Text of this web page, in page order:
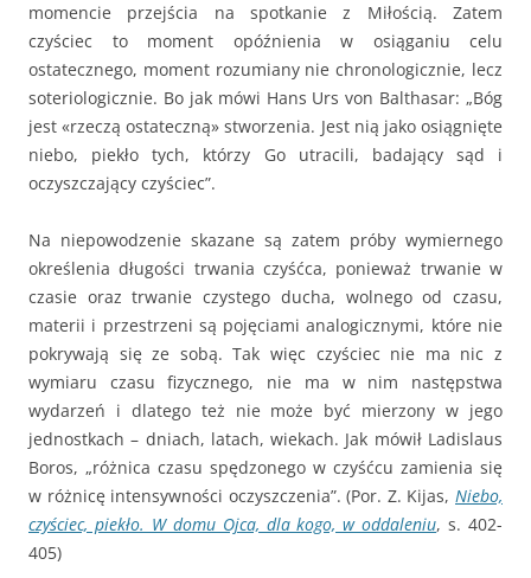
momencie przejścia na spotkanie z Miłością. Zatem
czyściec to moment opóźnienia w osiąganiu celu
ostatecznego, moment rozumiany nie chronologicznie, lecz
soteriologicznie. Bo jak mówi Hans Urs von Balthasar: „Bóg
jest «rzeczą ostateczną» stworzenia. Jest nią jako osiągnięte
niebo, piekło tych, którzy Go utracili, badający sąd i
oczyszczający czyściec”.
Na niepowodzenie skazane są zatem próby wymiernego
określenia długości trwania czyśćca, ponieważ trwanie w
czasie oraz trwanie czystego ducha, wolnego od czasu,
materii i przestrzeni są pojęciami analogicznymi, które nie
pokrywają się ze sobą. Tak więc czyściec nie ma nic z
wymiaru czasu fizycznego, nie ma w nim następstwa
wydarzeń i dlatego też nie może być mierzony w jego
jednostkach – dniach, latach, wiekach. Jak mówił Ladislaus
Boros, „różnica czasu spędzonego w czyśćcu zamienia się
w różnicę intensywności oczyszczenia”. (Por. Z. Kijas, Niebo,
czyściec, piekło. W domu Ojca, dla kogo, w oddaleniu, s. 402-
405)